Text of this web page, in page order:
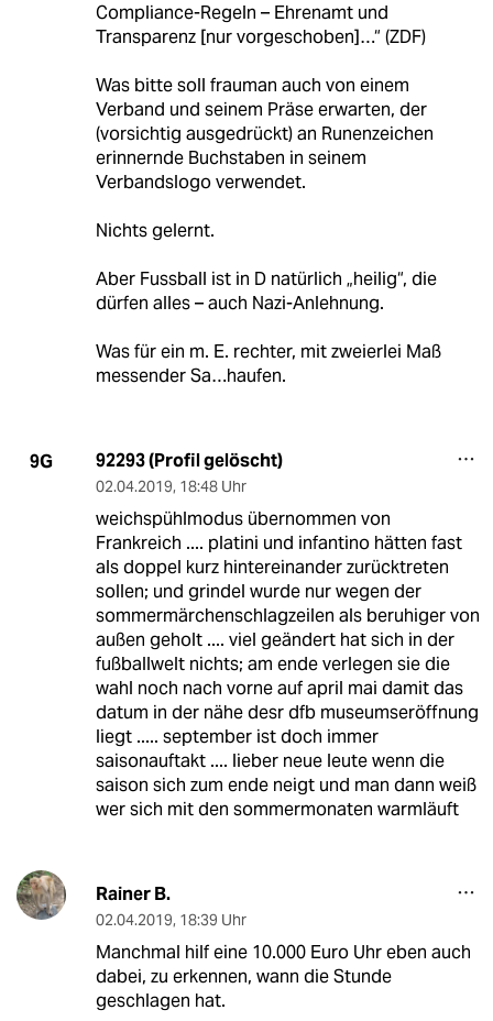
Compliance-Regeln – Ehrenamt und
Transparenz [nur vorgeschoben]…“ (ZDF)
Was bitte soll frauman auch von einem
Verband und seinem Präse erwarten, der
(vorsichtig ausgedrückt) an Runenzeichen
erinnernde Buchstaben in seinem
Verbandslogo verwendet.
Nichts gelernt.
Aber Fussball ist in D natürlich „heilig“, die
dürfen alles – auch Nazi-Anlehnung.
Was für ein m. E. rechter, mit zweierlei Maß
messender Sa…haufen.
9G 92293 (Profil gelöscht)
02.04.2019, 18:48 Uhr
weichspühlmodus übernommen von
Frankreich .... platini und infantino hätten fast
als doppel kurz hintereinander zurücktreten
sollen; und grindel wurde nur wegen der
sommermärchenschlagzeilen als beruhiger von
außen geholt .... viel geändert hat sich in der
fußballwelt nichts; am ende verlegen sie die
wahl noch nach vorne auf april mai damit das
datum in der nähe desr dfb museumseröffnung
liegt ..... september ist doch immer
saisonauftakt .... lieber neue leute wenn die
saison sich zum ende neigt und man dann weiß
wer sich mit den sommermonaten warmläuft
Rainer B.
02.04.2019, 18:39 Uhr
Manchmal hilf eine 10.000 Euro Uhr eben auch
dabei, zu erkennen, wann die Stunde
geschlagen hat.